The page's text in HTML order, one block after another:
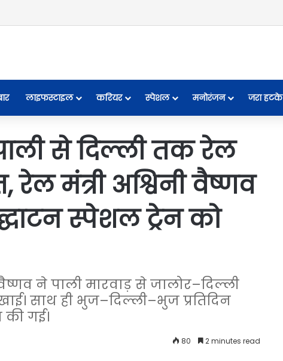
लाइफस्टाइल करियर स्पेशल मनोरंजन जरा हटके
से दिल्ली तक रेल
मंत्री अश्विनी वैष्णव
स्पेशल ट्रेन को
ने पाली मारवाड़ से जालोर–दिल्ली
साथ ही भुज–दिल्ली–भुज प्रतिदिन
गई।
80 2 minutes read